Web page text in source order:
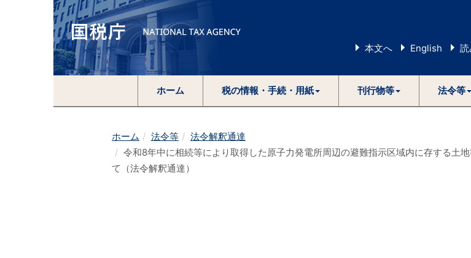
本文へ English
ホーム 税の情報・手続・用紙 刊行物等 法令等
ホーム 法令等
法令解釈通達
令和8年中に相続等により取得した原子力発電所周辺の避難指示区域内に存する土
て（法令解釈通達）